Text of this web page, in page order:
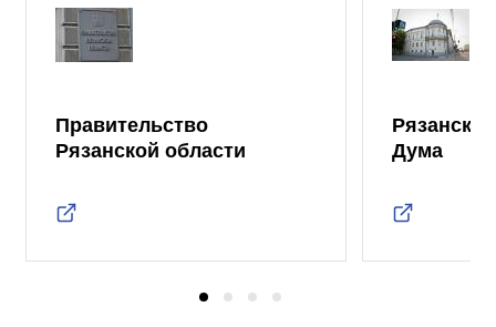
Правительство
Рязанской области
Дума